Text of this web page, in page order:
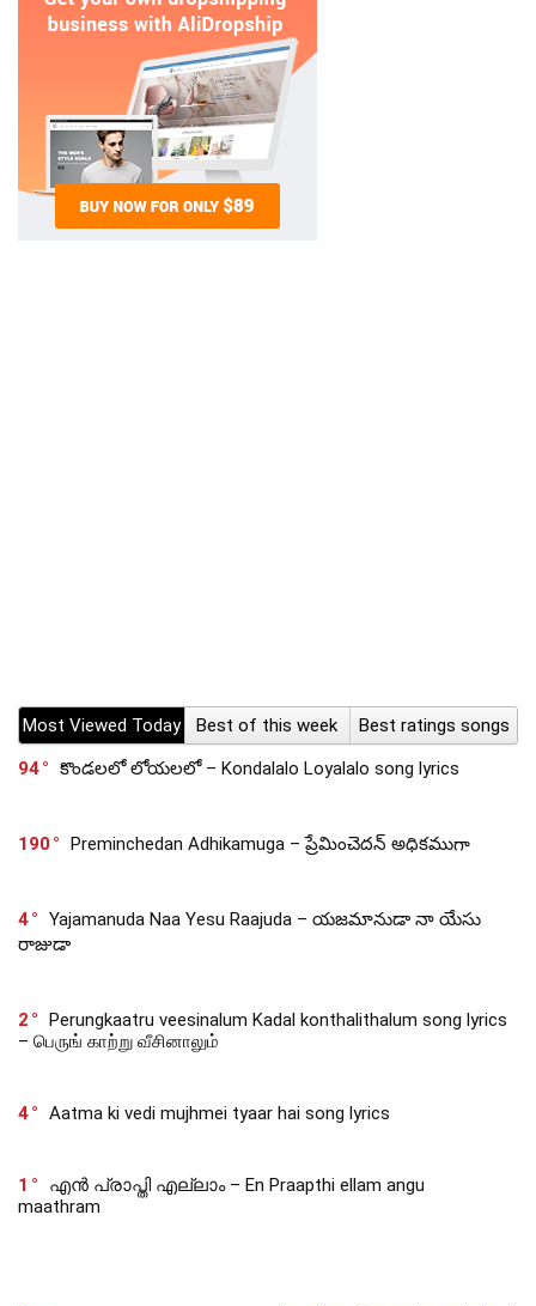
Most Viewed Today Best of this week
Best ratings songs
94
కొండలలో లోయలలో – Kondalalo Loyalalo song lyrics
190 Preminchedan Adhikamuga – ప్రేమించెదన్ అధికముగా
4
Yajamanuda Naa Yesu Raajuda – యజమానుడా నా యేసు
రాజుడా
2
Perungkaatru veesinalum Kadal konthalithalum song lyrics
– பெருங் காற்று வீசினாலும்
4 Aatma ki vedi mujhmei tyaar hai song lyrics
1
എൻ പ്രാപ്തി എല്ലാം – En Praapthi ellam angu
maathram